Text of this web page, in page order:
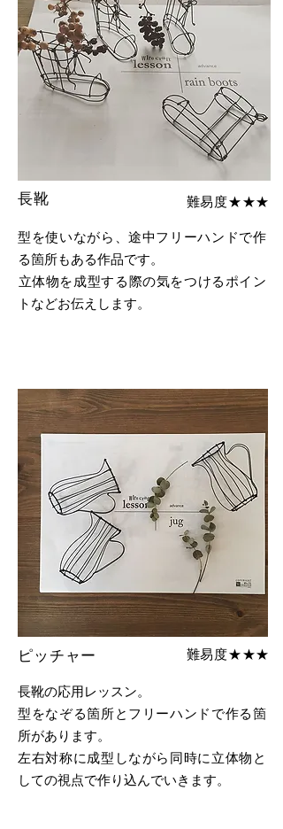
長靴 難易度★★★
型を使いながら、途中フリーハンドで作
る箇所もある作品です。
​立体物を成型する際の気をつけるポイン
トなどお伝えします。
ピッチャー 難易度★★★
長靴の応用レッスン。
型をなぞる箇所とフリーハンドで作る箇
所があります。
左右対称に成型しながら同時に立体物と
しての視点で作り込んでいきます。